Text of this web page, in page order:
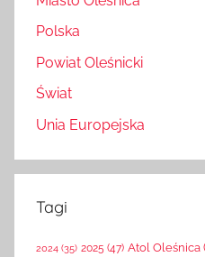
Polska
Powiat Oleśnicki
Świat
Unia Europejska
Tagi
2024 (35) 2025 (47) Atol Oleśnica